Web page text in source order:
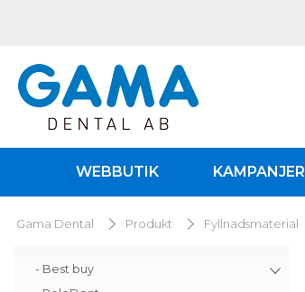
WEBBUTIK KAMPANJER
Gama Dental Produkt Fyllnadsmaterial
- Best buy